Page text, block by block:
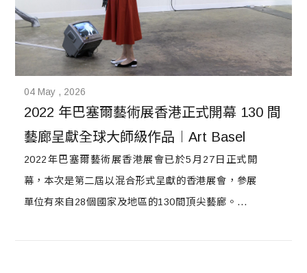
04 May , 2026
2022 年巴塞爾藝術展香港正式開幕 130 間
藝廊呈獻全球大師級作品︱Art Basel
2022年巴塞爾藝術展香港展會已於5月27日正式開
幕，本次是第二屆以混合形式呈獻的香港展會，參展
單位有來自28個國家及地區的130間頂尖藝廊。除了